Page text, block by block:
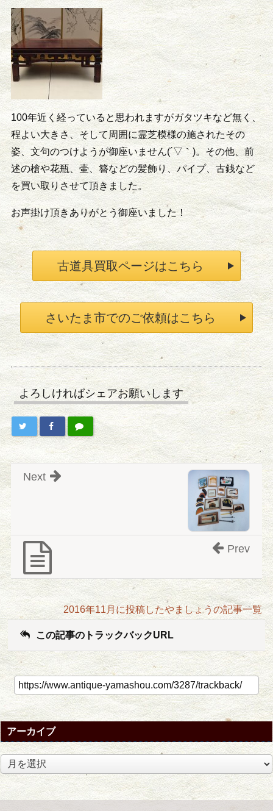
100年近く経っていると思われますがガタツキなど無く、
程よい大きさ、そして周囲に霊芝模様の施されたその
姿、文句のつけようが御座いません(´▽｀)。その他、前
述の槍や花瓶、壷、簪などの髪飾り、パイプ、古銭など
を買い取りさせて頂きました。
お声掛け頂きありがとう御座いました！
古道具買取ページはこちら
さいたま市でのご依頼はこちら
よろしければシェアお願いします
Next
Prev
2016年11月に投稿したやましょうの記事一覧
この記事のトラックバックURL
アーカイブ
ア
ー
カ
イ